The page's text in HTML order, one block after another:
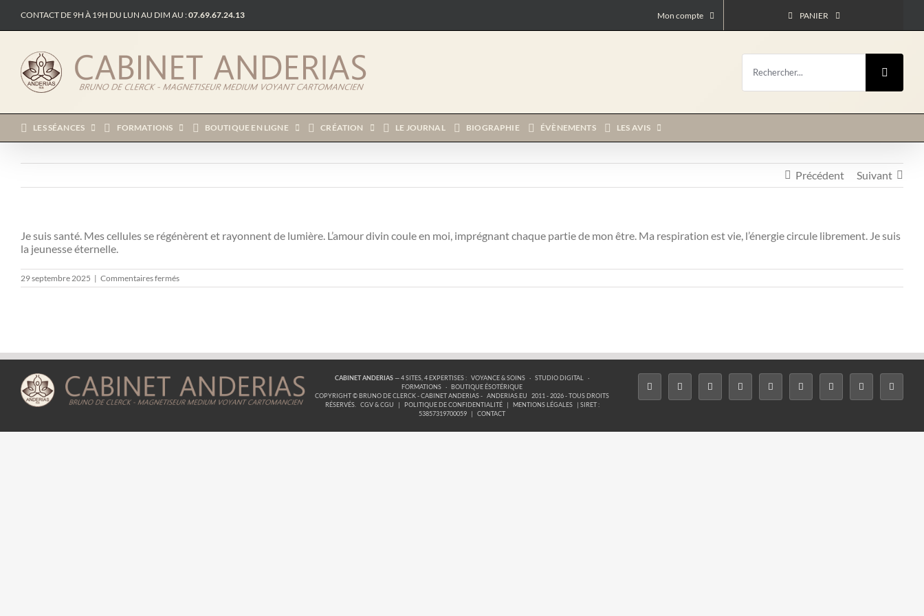
contenu
CONTACT DE 9H À 19H DU LUN AU DIM AU :07.69.67.24.13 Mon compte PANIER
Rechercher:
LES SÉANCES FORMATIONS BOUTIQUE EN LIGNE CRÉATION LE JOURNAL BIOGRAPHIE ÉVÈNEMENTS LES AVIS
Précédent Suivant
Je suis santé. Mes cellules se régénèrent et rayonnent de lumière. L’amour divin coule en moi, imprégnant chaque partie de mon être. Ma respiration est vie, l’énergie circule librement. Je suis
la jeunesse éternelle.
29 septembre 2025 | Commentaires ferméssur
Messages
Santé
CABINET ANDERIAS— 4 SITES, 4 EXPERTISES : VOYANCE & SOINS · STUDIO DIGITAL
·
FORMATIONS · BOUTIQUE ÉSOTÉRIQUE
COPYRIGHT © BRUNO DE CLERCK - CABINET ANDERIAS - ANDERIAS.EU
2011 - 2026 - TOUS DROITS
RÉSERVÉS.
CGV & CGU | POLITIQUE DE CONFIDENTIALITÉ | MENTIONS LÉGALES
| SIRET :
53857319700059
| CONTACT